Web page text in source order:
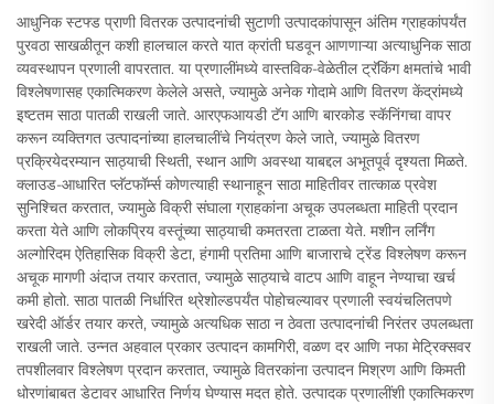
आधुनिक स्टफ्ड प्राणी वितरक उत्पादनांची सुटाणी उत्पादकांपासून अंतिम ग्राहकांपर्यंत
पुरवठा साखळीतून कशी हालचाल करते यात क्रांती घडवून आणणाऱ्या अत्याधुनिक साठा
व्यवस्थापन प्रणाली वापरतात. या प्रणालींमध्ये वास्तविक-वेळेतील ट्रॅकिंग क्षमतांचे भावी
विश्लेषणासह एकात्मिकरण केलेले असते, ज्यामुळे अनेक गोदामे आणि वितरण केंद्रांमध्ये
इष्टतम साठा पातळी राखली जाते. आरएफआयडी टॅग आणि बारकोड स्कॅनिंगचा वापर
करून व्यक्तिगत उत्पादनांच्या हालचालींचे नियंत्रण केले जाते, ज्यामुळे वितरण
प्रक्रियेदरम्यान साठ्याची स्थिती, स्थान आणि अवस्था याबद्दल अभूतपूर्व दृश्यता मिळते.
क्लाउड-आधारित प्लॅटफॉर्म्स कोणत्याही स्थानाहून साठा माहितीवर तात्काळ प्रवेश
सुनिश्चित करतात, ज्यामुळे विक्री संघाला ग्राहकांना अचूक उपलब्धता माहिती प्रदान
करता येते आणि लोकप्रिय वस्तूंच्या साठ्याची कमतरता टाळता येते. मशीन लर्निंग
अल्गोरिदम ऐतिहासिक विक्री डेटा, हंगामी प्रतिमा आणि बाजाराचे ट्रेंड विश्लेषण करून
अचूक मागणी अंदाज तयार करतात, ज्यामुळे साठ्याचे वाटप आणि वाहून नेण्याचा खर्च
कमी होतो. साठा पातळी निर्धारित थ्रेशोल्डपर्यंत पोहोचल्यावर प्रणाली स्वयंचलितपणे
खरेदी ऑर्डर तयार करते, ज्यामुळे अत्यधिक साठा न ठेवता उत्पादनांची निरंतर उपलब्धता
राखली जाते. उन्नत अहवाल प्रकार उत्पादन कामगिरी, वळण दर आणि नफा मेट्रिक्सवर
तपशीलवार विश्लेषण प्रदान करतात, ज्यामुळे वितरकांना उत्पादन मिश्रण आणि किमती
धोरणांबाबत डेटावर आधारित निर्णय घेण्यास मदत होते. उत्पादक प्रणालींशी एकात्मिकरण